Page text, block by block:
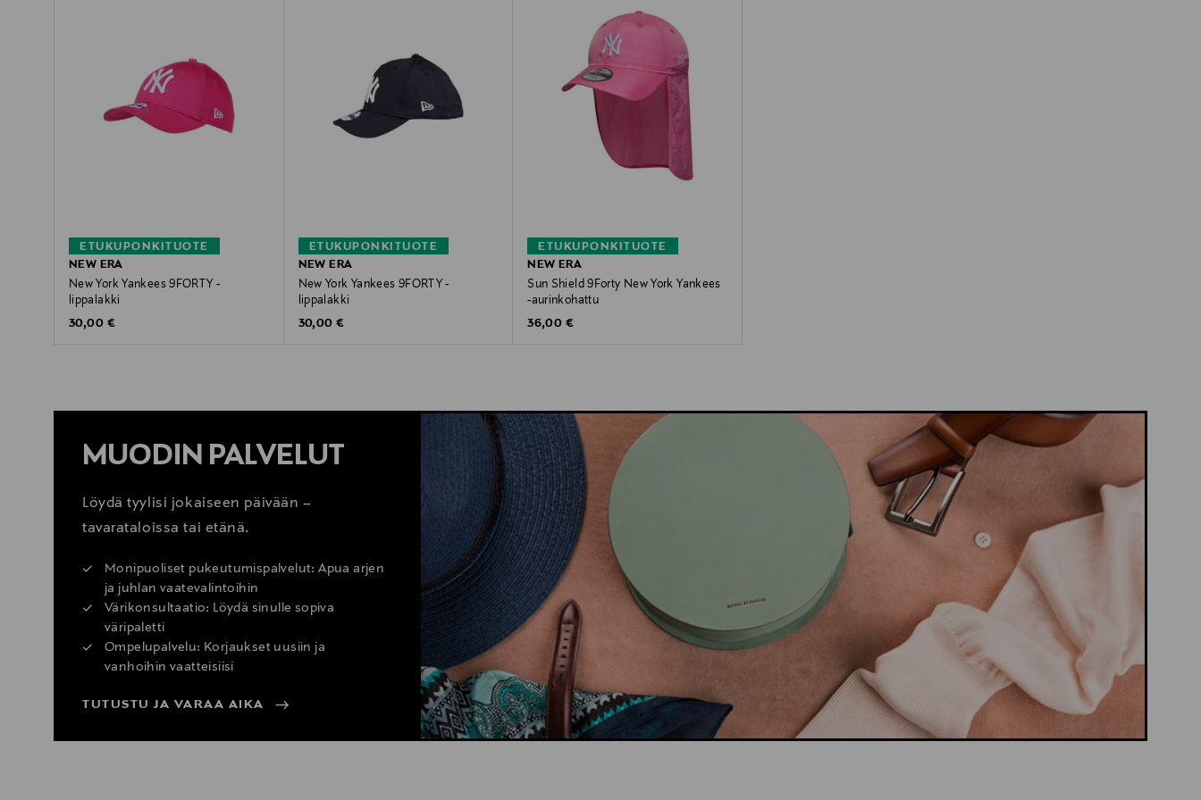
ETUKUPONKITUOTE
NEW ERA
New York Yankees 9FORTY -
lippalakki
Original Price
30,00 €
ETUKUPONKITUOTE
NEW ERA
New York Yankees 9FORTY -
lippalakki
Original Price
30,00 €
ETUKUPONKITUOTE
NEW ERA
Sun Shield 9Forty New York Yankees
-aurinkohattu
Original Price
36,00 €
MUODIN PALVELUT
Löydä tyylisi jokaiseen päivään –
tavarataloissa tai etänä.
Monipuoliset pukeutumispalvelut: Apua arjen
ja juhlan vaatevalintoihin
Värikonsultaatio: Löydä sinulle sopiva
väripaletti
Ompelupalvelu: Korjaukset uusiin ja
vanhoihin vaatteisiisi
TUTUSTU JA VARAA AIKA